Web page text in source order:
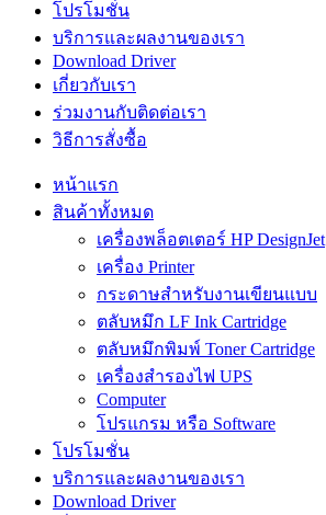
โปรโมชั่น
บริการและผลงานของเรา
Download Driver
เกี่ยวกับเรา
ร่วมงานกับติดต่อเรา
วิธีการสั่งซื้อ
หน้าแรก
สินค้าทั้งหมด
เครื่องพล็อตเตอร์ HP DesignJet
เครื่อง Printer
กระดาษสำหรับงานเขียนแบบ
ตลับหมึก LF Ink Cartridge
ตลับหมึกพิมพ์ Toner Cartridge
เครื่องสำรองไฟ UPS
Computer
โปรแกรม หรือ Software
โปรโมชั่น
บริการและผลงานของเรา
Download Driver